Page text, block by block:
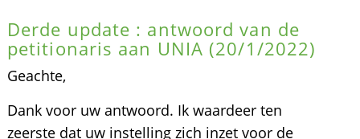
Derde update : antwoord van de
petitionaris aan UNIA (20/1/2022)
Geachte,
Dank voor uw antwoord. Ik waardeer ten
zeerste dat uw instelling zich inzet voor de